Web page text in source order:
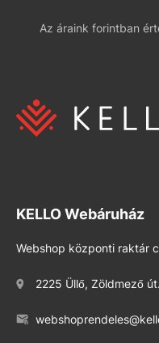
Az áraink forintban
KELLO Webáruház
Webshop központi raktár
2225 Üllő, Zöldmező